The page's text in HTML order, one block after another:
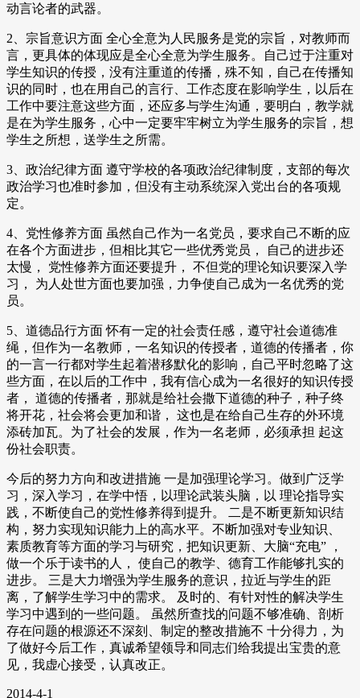
动言论者的武器。
2、宗旨意识方面 全心全意为人民服务是党的宗旨，对教师而
言，更具体的体现应是全心全意为学生服务。自己过于注重对
学生知识的传授，没有注重道的传播，殊不知，自己在传播知
识的同时，也在用自己的言行、工作态度在影响学生，以后在
工作中要注意这些方面，还应多与学生沟通，要明白，教学就
是在为学生服务，心中一定要牢牢树立为学生服务的宗旨，想
学生之所想，送学生之所需。
3、政治纪律方面 遵守学校的各项政治纪律制度，支部的每次
政治学习也准时参加，但没有主动系统深入党出台的各项规
定。
4、党性修养方面 虽然自己作为一名党员，要求自己不断的应
在各个方面进步，但相比其它一些优秀党员， 自己的进步还
太慢， 党性修养方面还要提升， 不但党的理论知识要深入学
习， 为人处世方面也要加强，力争使自己成为一名优秀的党
员。
5、道德品行方面 怀有一定的社会责任感，遵守社会道德准
绳，但作为一名教师，一名知识的传授者，道德的传播者，你
的一言一行都对学生起着潜移默化的影响，自己平时忽略了这
些方面，在以后的工作中，我有信心成为一名很好的知识传授
者， 道德的传播者，那就是给社会撒下道德的种子，种子终
将开花，社会将会更加和谐， 这也是在给自己生存的外环境
添砖加瓦。为了社会的发展，作为一名老师，必须承担 起这
份社会职责。
今后的努力方向和改进措施 一是加强理论学习。做到广泛学
习，深入学习，在学中悟，以理论武装头脑，以 理论指导实
践，不断使自己的党性修养得到提升。 二是不断更新知识结
构，努力实现知识能力上的高水平。不断加强对专业知识、
素质教育等方面的学习与研究，把知识更新、大脑“充电” ，
做一个乐于读书的人， 使自己的教学、德育工作能够扎实的
进步。 三是大力增强为学生服务的意识，拉近与学生的距
离，了解学生学习中的需求。 及时的、有针对性的解决学生
学习中遇到的一些问题。 虽然所查找的问题不够准确、剖析
存在问题的根源还不深刻、制定的整改措施不 十分得力，为
了做好今后工作，真诚希望领导和同志们给我提出宝贵的意
见，我虚心接受，认真改正。
2014-4-1